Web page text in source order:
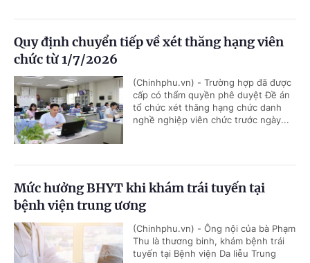
Quy định chuyển tiếp về xét thăng hạng viên
chức từ 1/7/2026
(Chinhphu.vn) - Trường hợp đã được
cấp có thẩm quyền phê duyệt Đề án
tổ chức xét thăng hạng chức danh
nghề nghiệp viên chức trước ngày...
Mức hưởng BHYT khi khám trái tuyến tại
bệnh viện trung ương
(Chinhphu.vn) - Ông nội của bà Phạm
Thu là thương binh, khám bệnh trái
tuyến tại Bệnh viện Da liễu Trung